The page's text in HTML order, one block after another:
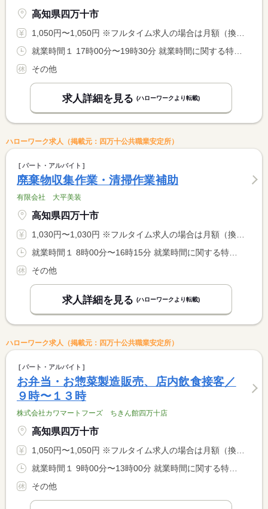
高知県四万十市
1,050円〜1,050円 ※フルタイム求人の場合は月額（換算額）、パート求人の場合は時間額を表示しています。
就業時間１ 17時00分〜19時30分 就業時間に関する特記事項 時間等相談に応じます
その他
求人詳細を見る (ハローワークより転載)
ハローワーク求人（掲載元：四万十公共職業安定所）
パート・アルバイト
廃棄物収集作業・清掃作業補助
有限会社 大平美装
高知県四万十市
1,030円〜1,030円 ※フルタイム求人の場合は月額（換算額）、パート求人の場合は時間額を表示しています。
就業時間１ 8時00分〜16時15分 就業時間に関する特記事項 月に数回程度早朝勤務・夜間勤務をお願いする場合があります。 <BR> 例）早朝ＡＭ６：００から始業：夜間ＰＭ８：００から始業 <BR> ※基本、１日７時間勤務ですが場合により７時間未満の勤務になる <BR> 日もあります。
その他
求人詳細を見る (ハローワークより転載)
ハローワーク求人（掲載元：四万十公共職業安定所）
パート・アルバイト
お弁当・お惣菜製造販売、店内飲食接客／
９時〜１３時
株式会社カワマートフーズ ちきん館四万十店
高知県四万十市
1,050円〜1,050円 ※フルタイム求人の場合は月額（換算額）、パート求人の場合は時間額を表示しています。
就業時間１ 9時00分〜13時00分 就業時間に関する特記事項 時間等相談に応じます
その他